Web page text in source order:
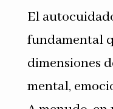
El
fundamental
dimensiones
mental,